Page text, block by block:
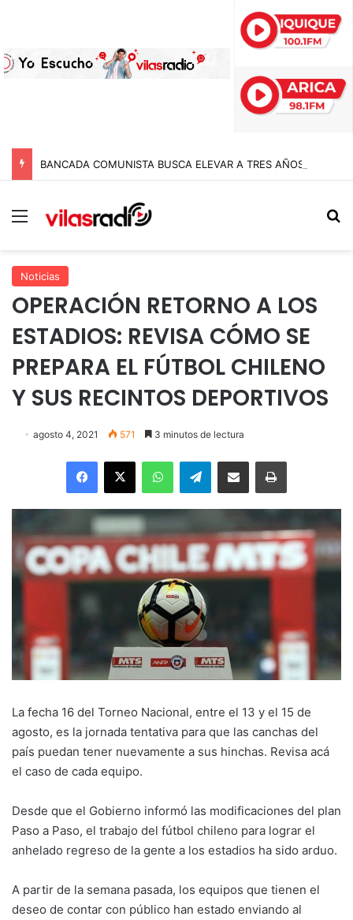
Menú
Noticias
OPERACIÓN RETORNO A LOS
ESTADIOS: REVISA CÓMO SE
PREPARA EL FÚTBOL CHILENO
Y SUS RECINTOS DEPORTIVOS
agosto 4, 2021 571 3 minutos de lectura
Facebook
X WhatsAppTelegramEnviar vía email Imprimir
La fecha 16 del Torneo Nacional, entre el 13 y el 15 de
agosto, es la jornada tentativa para que las canchas del
país puedan tener nuevamente a sus hinchas. Revisa acá
el caso de cada equipo.
Desde que el Gobierno informó las modificaciones del plan
Paso a Paso, el trabajo del fútbol chileno para lograr el
anhelado regreso de la gente a los estadios ha sido arduo.
A partir de la semana pasada, los equipos que tienen el
deseo de contar con público han estado enviando al